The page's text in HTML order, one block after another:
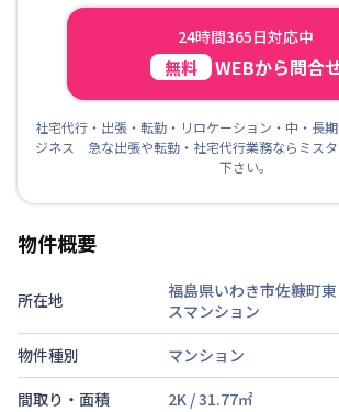
24時間365日対応中
無料 WEBから問合
社宅代行・出張・転勤・リロケーション・中・長
ジネス 急な出張や転勤・社宅代行業務ならミス
下さい。
物件概要
所在地 福島県いわき市佐糠町
スマンション
物件種別
マンション
間取り・面積
2K /31.77㎡